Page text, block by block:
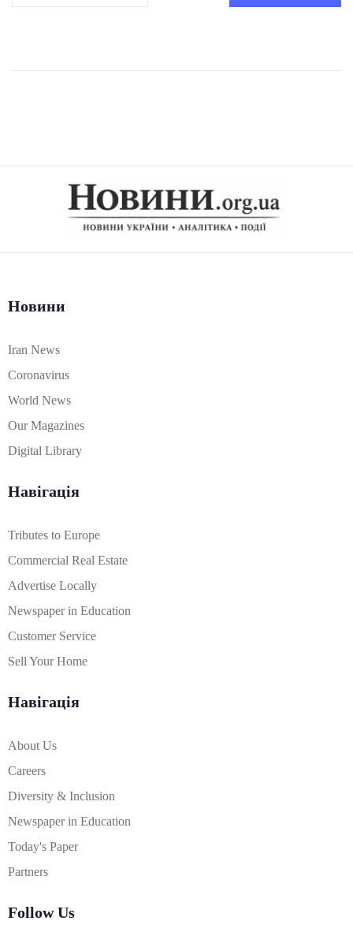
Новини
Iran News
Coronavirus
World News
Our Magazines
Digital Library
Навігація
Tributes to Europe
Commercial Real Estate
Advertise Locally
Newspaper in Education
Customer Service
Sell Your Home
Навігація
About Us
Careers
Diversity & Inclusion
Newspaper in Education
Today's Paper
Partners
Follow Us